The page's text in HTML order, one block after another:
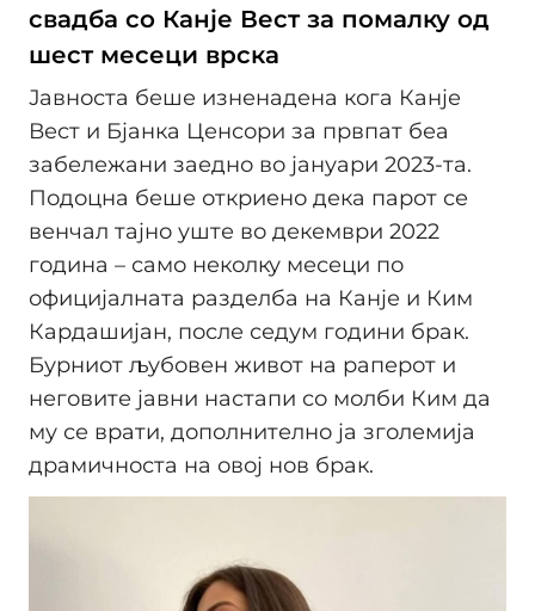
свадба со Канје Вест за помалку од
шест месеци врска
Јавноста беше изненадена кога Канје
Вест и Бјанка Ценсори за првпат беа
забележани заедно во јануари 2023-та.
Подоцна беше откриено дека парот се
венчал тајно уште во декември 2022
година – само неколку месеци по
официјалната разделба на Канје и Ким
Кардашијан, после седум години брак.
Бурниот љубовен живот на раперот и
неговите јавни настапи со молби Ким да
му се врати, дополнително ја зголемија
драмичноста на овој нов брак.